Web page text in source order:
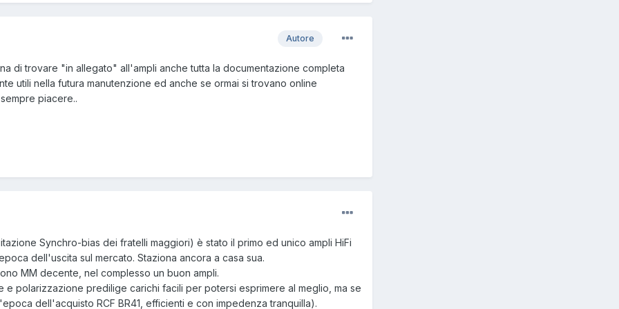
Autore
di trovare "in allegato" all'ampli anche tutta la documentazione completa
utili nella futura manutenzione ed anche se ormai si trovano online
piacere..
Synchro-bias dei fratelli maggiori) è stato il primo ed unico ampli HiFi
dell'uscita sul mercato. Staziona ancora a casa sua.
MM decente, nel complesso un buon ampli.
e polarizzazione predilige carichi facili per potersi esprimere al meglio, ma se
dell'acquisto RCF BR41, efficienti e con impedenza tranquilla).